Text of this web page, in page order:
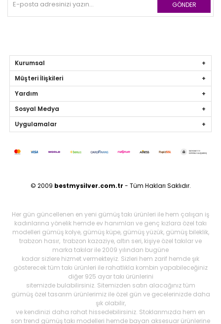
GÖNDER
Kurumsal
Müşteri İlişkileri
Yardım
Sosyal Medya
Uygulamalar
© 2009 bestmysilver.com.tr - Tüm Hakları Saklıdır.
Her gün güncellenen en yeni gümüş takı ürünleri ile hem çalışan iş
kadınlarına yönelik hemde ev hanımları ve genç kızlara özel takı
modelleri gümüş kolye, gümüş küpe, gümüş yüzük, gümüş bileklik,
trabzon hasır, trabzon kazaziye, altın seri, kişiye özel takılar ve
marka takılar ile 2009 yılından bugüne
kadar sizlere hizmet vermekteyiz. Sizleri hem zarif hemde şık
gösterecek tüm takı ürünleri ile rahatlıkla kombin yapabileceğiniz
diğer 925 ayar takı ürünlerini
sitemizde bulabilirsiniz. Sitemizden satın alacağınız tüm
gümüş özel tasarım ürünlerimiz ile özel gün ve gecelerinizde daha
şık olabilir,
ve kendinizi daha rahat hissedebilirsiniz. Stoklarımızda hem en
son trend gümüş takı modelleri hemde bayan aksesuar ürünlerine